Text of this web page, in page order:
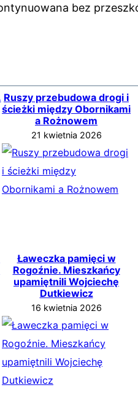
bez
Ruszy przebudowa drogi i
ścieżki między Obornikami
a Rożnowem
21 kwietnia 2026
Ławeczka pamięci w
Rogoźnie. Mieszkańcy
upamiętnili Wojciechę
Dutkiewicz
16 kwietnia 2026